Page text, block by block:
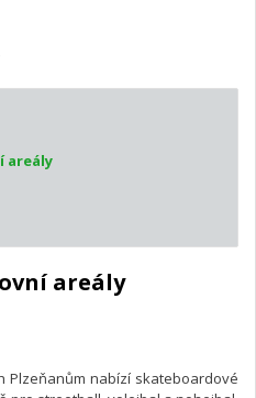
areály
areály
Plzeňanům nabízí skateboardové